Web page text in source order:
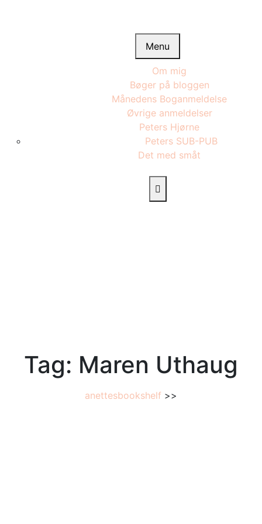
Menu
Om mig
Bøger på bloggen
Månedens Boganmeldelse
Øvrige anmeldelser
Peters Hjørne
Peters SUB-PUB
Det med småt
Tag: Maren Uthaug
anettesbookshelf >>